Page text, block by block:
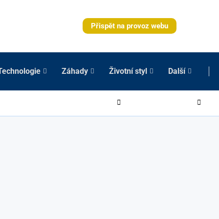
Přispět na provoz webu
Záhady Životní styl Další